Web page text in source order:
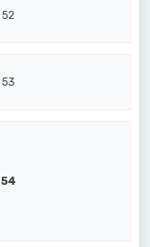
52
53
54